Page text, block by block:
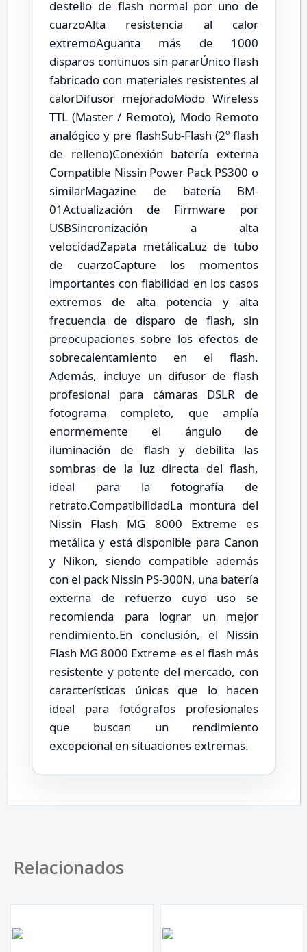
destello de flash normal por uno de
cuarzoAlta resistencia al calor
extremoAguanta más de 1000
disparos continuos sin pararÚnico flash
fabricado con materiales resistentes al
calorDifusor mejoradoModo Wireless
TTL (Master / Remoto), Modo Remoto
analógico y pre flashSub-Flash (2º flash
de relleno)Conexión batería externa
Compatible Nissin Power Pack PS300 o
similarMagazine de batería BM-
01Actualización de Firmware por
USBSincronización a alta
velocidadZapata metálicaLuz de tubo
de cuarzoCapture los momentos
importantes con fiabilidad en los casos
extremos de alta potencia y alta
frecuencia de disparo de flash, sin
preocupaciones sobre los efectos de
sobrecalentamiento en el flash.
Además, incluye un difusor de flash
profesional para cámaras DSLR de
fotograma completo, que amplía
enormemente el ángulo de
iluminación de flash y debilita las
sombras de la luz directa del flash,
ideal para la fotografía de
retrato.CompatibilidadLa montura del
Nissin Flash MG 8000 Extreme es
metálica y está disponible para Canon
y Nikon, siendo compatible además
con el pack Nissin PS-300N, una batería
externa de refuerzo cuyo uso se
recomienda para lograr un mejor
rendimiento.En conclusión, el Nissin
Flash MG 8000 Extreme es el flash más
resistente y potente del mercado, con
características únicas que lo hacen
ideal para fotógrafos profesionales
que buscan un rendimiento
excepcional en situaciones extremas.
Relacionados